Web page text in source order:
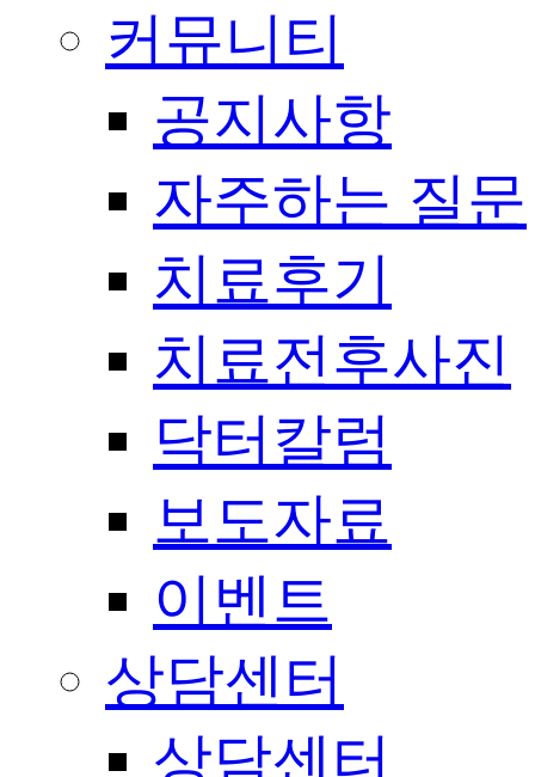
커뮤니티
공지사항
자주하는 질문
치료후기
치료전후사진
닥터칼럼
보도자료
이벤트
상담센터
상담센터